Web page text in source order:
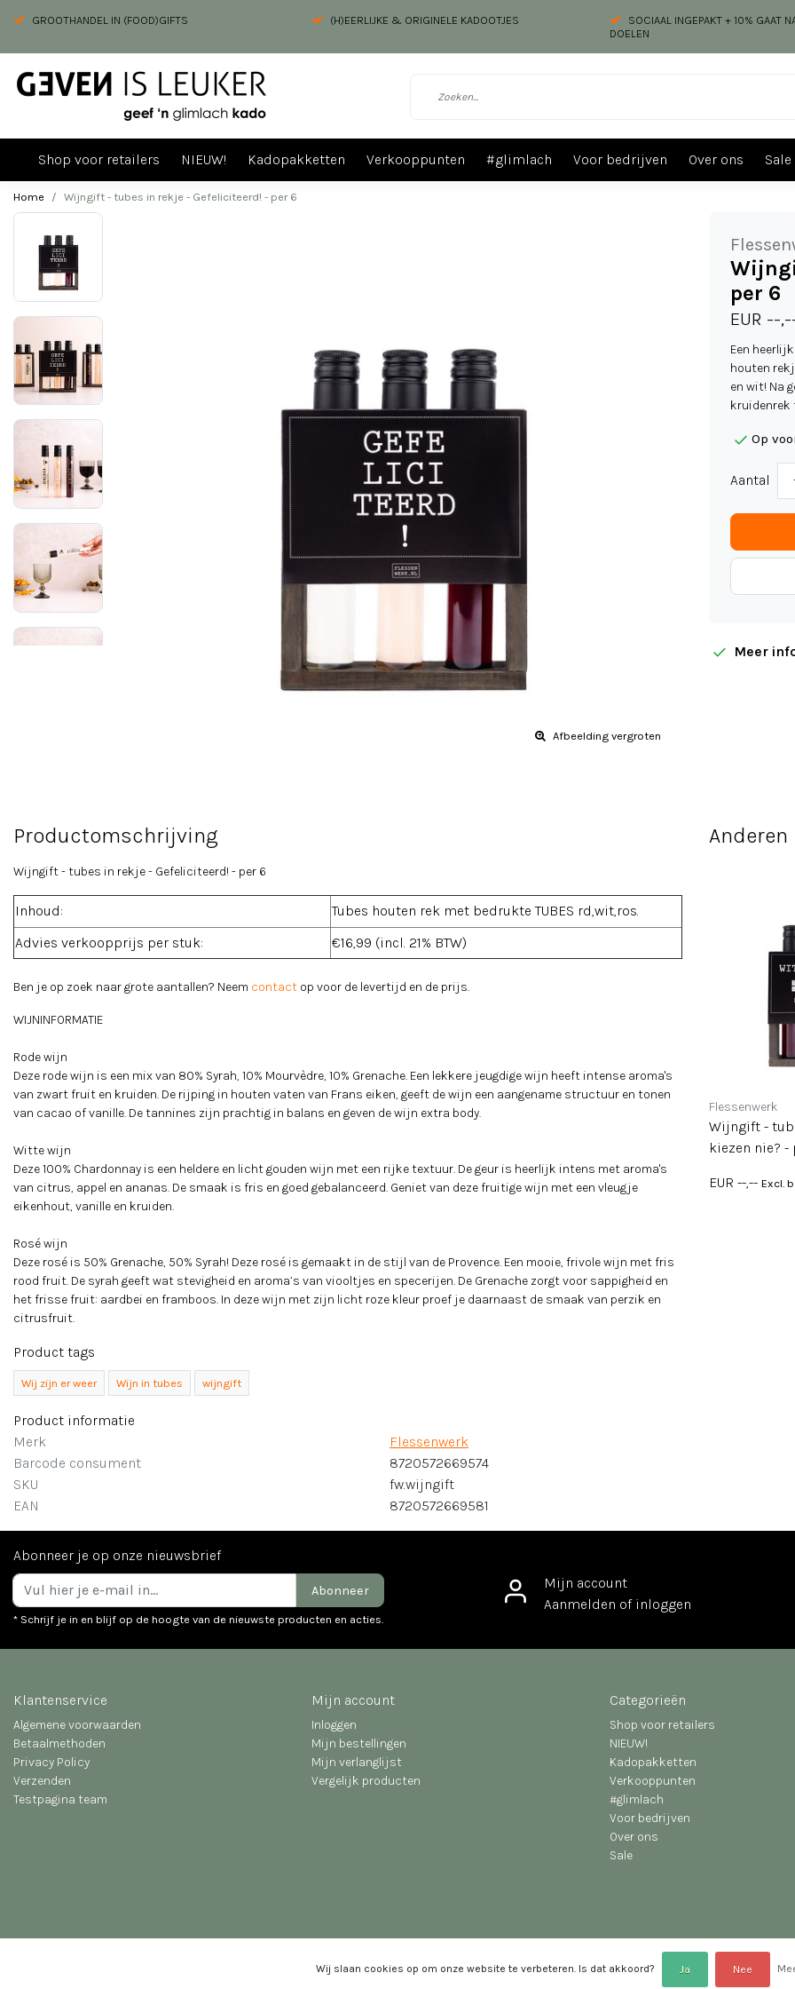
GROOTHANDEL IN (FOOD)GIFTS (H)EERLIJKE & ORIGINELE KADOOTJES
SOCIAAL INGEPAKT + 10% GAAT
DOELEN
Shop voor retailers NIEUW! Kadopakketten Verkooppunten #glimlach Voor bedrijven Over ons Sale
Home Wijngift - tubes in rekje - Gefeliciteerd! - per 6
Afbeelding vergroten
per 6
EUR --
Een
houten
en wit! Na
kruidenrek
Op
Aantal
Meer
Productomschrijving
Wijngift - tubes in rekje - Gefeliciteerd! - per 6
Inhoud:
Tubes houten rek met bedrukte TUBES rd,wit,ros.
Advies verkoopprijs per stuk:
€16,99 (incl. 21% BTW)
Ben je op zoek naar grote aantallen? Neem contact op voor de levertijd en de prijs.
WIJNINFORMATIE
Rode wijn
Deze rode wijn is een mix van 80% Syrah, 10% Mourvèdre, 10% Grenache. Een lekkere jeugdige wijn heeft intense aroma's
van zwart fruit en kruiden. De rijping in houten vaten van Frans eiken, geeft de wijn een aangename structuur en tonen
van cacao of vanille. De tannines zijn prachtig in balans en geven de wijn extra body.
Witte wijn
Deze 100% Chardonnay is een heldere en licht gouden wijn met een rijke textuur. De geur is heerlijk intens met aroma's
van citrus, appel en ananas. De smaak is fris en goed gebalanceerd. Geniet van deze fruitige wijn met een vleugje
eikenhout, vanille en kruiden.
Rosé wijn
Deze rosé is 50% Grenache, 50% Syrah! Deze rosé is gemaakt in de stijl van de Provence. Een mooie, frivole wijn met fris
rood fruit. De syrah geeft wat stevigheid en aroma’s van viooltjes en specerijen. De Grenache zorgt voor sappigheid en
het frisse fruit: aardbei en framboos. In deze wijn met zijn licht roze kleur proef je daarnaast de smaak van perzik en
citrusfruit.
Product tags
Wij zijn er weer Wijn in tubes wijngift
Product informatie
Merk
Flessenwerk
Barcode consument
8720572669574
SKU
fw.wijngift
EAN
8720572669581
Anderen
Flessenwerk
EUR --,-- Excl. btw SHOP NU
Flessenwerk
EUR --,-- Excl. btw SHOP NU
Flessenwerk
Wijngift -
kiezen nie? -
EUR --,-- Excl.
Abonneer je op onze nieuwsbrief
Abonneer
* Schrijf je in en blijf op de hoogte van de nieuwste producten en acties.
Mijn account
Aanmelden of inloggen
Klantenservice
Algemene voorwaarden
Betaalmethoden
Privacy Policy
Verzenden
Testpagina team
Mijn account
Inloggen
Mijn bestellingen
Mijn verlanglijst
Vergelijk producten
Categorieën
Shop voor retailers
NIEUW!
Kadopakketten
Verkooppunten
#glimlach
Voor bedrijven
Over ons
Sale
|
Wij slaan cookies op om onze website te verbeteren. Is dat akkoord? Ja Nee